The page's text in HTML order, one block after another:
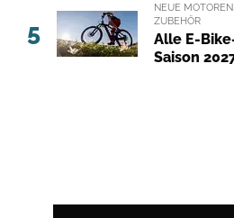
5
NEUE
ZUBEHÖR
Alle E-
Saison